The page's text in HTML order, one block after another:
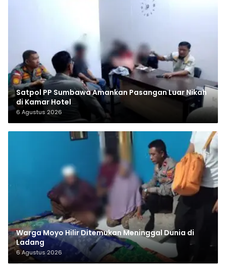
Satpol PP Sumbawa Amankan Pasangan Luar Nikah
di Kamar Hotel
6 Agustus 2026
Warga Moyo Hilir Ditemukan Meninggal Dunia di
Ladang
6 Agustus 2026